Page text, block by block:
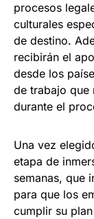
procesos
culturales
de destino.
recibirán el
desde los
de trabajo que
durante el
Una vez
etapa de
semanas, que
para que los
cumplir su